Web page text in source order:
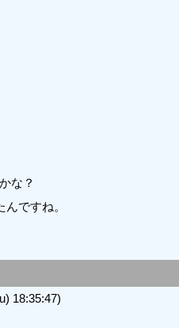
な？
ですね。
18:35:47)